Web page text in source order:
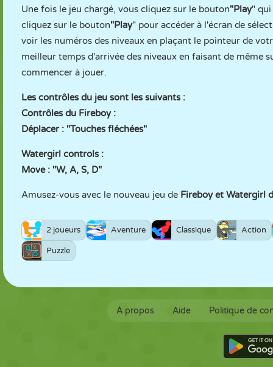
Une fois le jeu chargé, vous cliquez sur le bouton"Play" qui
cliquez sur le bouton"Play" pour accéder à l'écran de
voir les numéros des niveaux en plaçant le pointeur de
meilleur temps d'arrivée des niveaux en faisant de même
commencer à jouer.
Les contrôles du jeu sont les suivants :
Contrôles du Fireboy :
Déplacer : "Touches fléchées"
Watergirl controls :
Move : "W, A, S, D"
Amusez-vous avec le nouveau jeu de Fireboy et Watergirl
2 joueurs Aventure Classique Action
Puzzle
À propos Aide Politique de